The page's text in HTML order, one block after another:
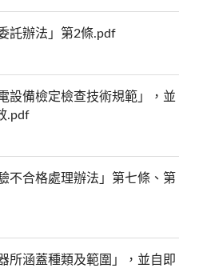
託辦法」第2條.pdf
設備檢定檢查技術規範」，並
.pdf
不合格處理辦法」第七條、第
所涵蓋種類及範圍」，並自即